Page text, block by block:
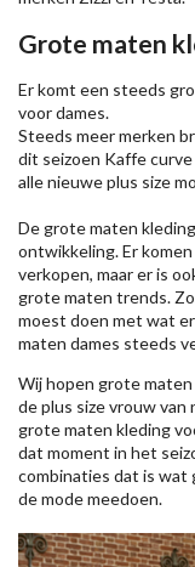
Grote maten
Er komt een steeds
voor dames.
Steeds meer merken
dit seizoen Kaffe
alle nieuweplus size
De grote maten
ontwikkeling. Er
verkopen, maar er is
grote maten trends.
moest doen met wat
maten dames steeds
Wij hopen grote
de plus size vrouw van
grote maten kleding
dat moment in het
combinaties dat is wat
de mode meedoen.